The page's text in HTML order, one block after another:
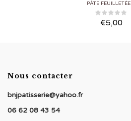
PÂTE FEUILLETÉE
€5,00
Nous contacter
bnjpatisserie@yahoo.fr
06 62 08 43 54